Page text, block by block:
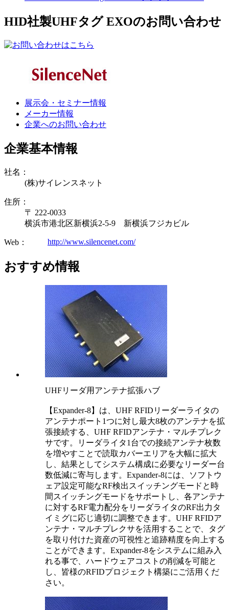
HID社製UHFタグ EXOのお問い合わせ
展示会・セミナー情報
メーカー情報
企業へのお問い合わせ
企業基本情報
社名：
(株)サイレンスネット
住所：
〒 222-0033
横浜市港北区新横浜2-5-9 新横浜フジカビル
Web： http://www.silencenet.com/
おすすめ情報
UHFリーダ用アンテナ拡張ハブ
【Expander-8】は、UHF RFIDリーダーライタの
アンテナポート1つに対し最大8枚のアンテナを拡
張接続する、UHF RFIDアンテナ・マルチプレク
サです。リーダライタ1台での接続アンテナ枚数
を増やすことで読取カバーエリアを大幅に拡大
し、結果としてシステム構成に必要なリーダー台
数低減に寄与します。Expander-8には、ソフトウ
ェア設定可能なRF検出スイッチングモードと時
間スイッチングモードをサポートし、各アンテナ
に対するRF電力配分をリーダライタのRF出力タ
イミグに応じ適切に調整できます。UHF RFIDア
ンテナ・マルチプレクサを活用することで、タグ
を取り付けた資産の可視性と追跡精度を向上する
ことができます。Expander-8をシステムに組み入
れる事で、ハードウェアコストの削減を可能と
し、皆様のRFIDプロジェクト構築にご活用くだ
さい。